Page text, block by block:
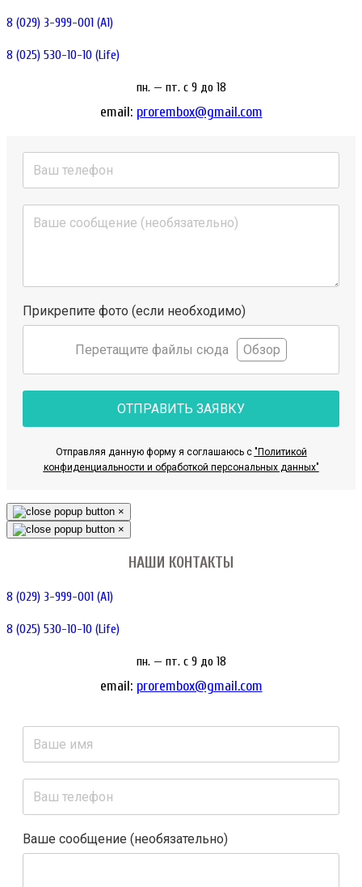
8 (029) 3-999-001 (A1)
8 (025) 530-10-10 (Life)
пн. — пт. c 9 до 18
email: prorembox@gmail.com
Прикрепите фото (если необходимо)
Перетащите файлы сюда Обзор
ОТПРАВИТЬ ЗАЯВКУ
Отправляя данную форму я соглашаюсь с "Политикой
конфиденциальности и обработкой персональных данных"
×
×
НАШИ КОНТАКТЫ
8 (029) 3-999-001 (A1)
8 (025) 530-10-10 (Life)
пн. — пт. c 9 до 18
email: prorembox@gmail.com
Ваше сообщение (необязательно)